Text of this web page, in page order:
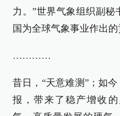
力。”世界气象组织副秘
国为全球气象事业作出的
…………
昔日，“天意难测”；如
报，带来了稳产增收